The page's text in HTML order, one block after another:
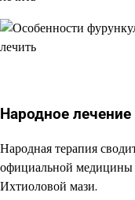
Народное лечение
Народная терапия
официальной
Ихтиоловой мази.